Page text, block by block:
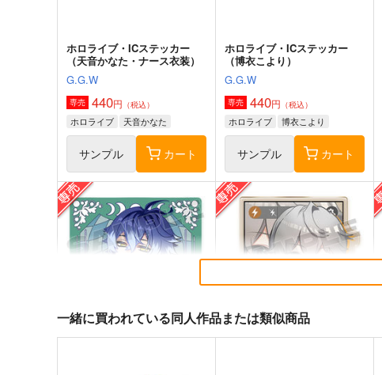
原神宝箱ホログラムステッカ
330 （税込）
原神 アルハイゼン
illustration LOG3
原神 申鶴
ホロライブ・ICステッカー
（天音かなた・ナース衣装）
G.G.W
専売 440円 （税込）
ホロライブ 天音かなた
サンプル カート
ホロライブ・ICステッカー
（博衣こより）
G.G.W
専売 440円 （税込）
ホロライブ 博衣こより
サンプル カート
一緒に買われている同人作品または類似商品